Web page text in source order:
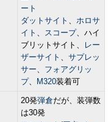
ート
ダットサイト 、 ホロサ
イト 、 スコープ、ハイ
ブリットサイト、
レー
ザーサイト 、 サプレッ
サー、 フォアグリッ
プ、 M320装着可
20発弾倉だが、装弾数
は30発